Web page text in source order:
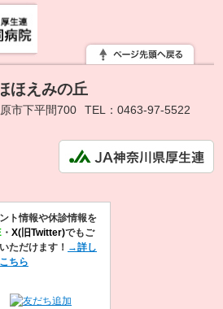
ほえみの丘
市下平間700 TEL：0463-97-5522
ト情報や休診情報を
・ X(旧Twitter)でもご
ただけます！ →詳し
ちら